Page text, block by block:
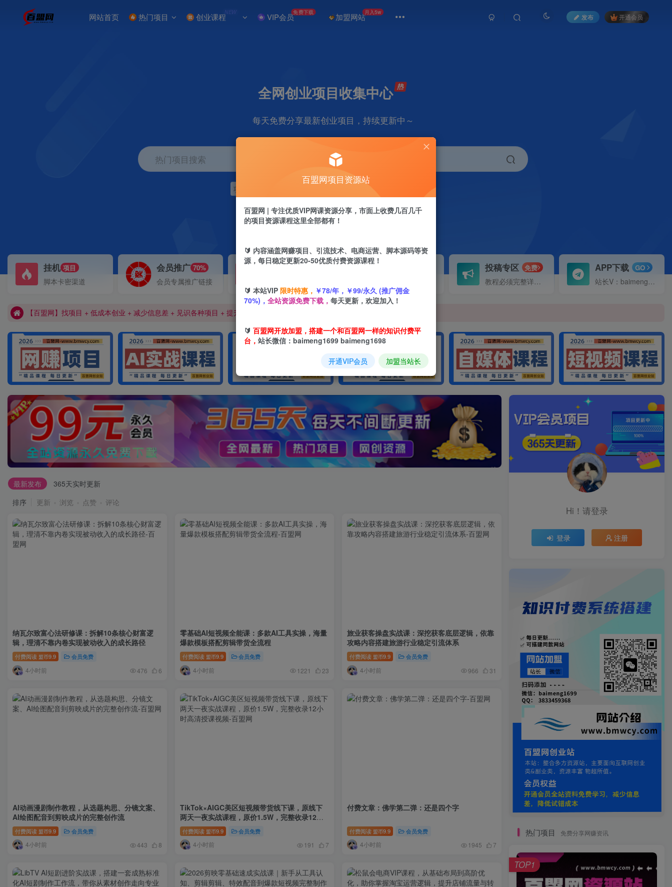
网站首页 热门项目 创业课程NEW VIP会员免费下载 加盟网站月入5w
发布 开通会员
全网创业项目收集中心
每天免费分享最新创业项目，持续更新中～
热门项目搜索
项目 自媒体
挂机 项目
脚本卡密渠道
会员推广 70%
会员专属推广链接
开通VIP 抢先 加盟站长 投稿专区 免费
教程必须完整详细！
APP下载 GO
站长V：baimeng1699
加入百盟网VIP，2025年带你闷声赚大钱，轻松月赚1000，10000，100000+，甚至更多
【百盟网】找项目 + 低成本创业 + 减少信息差 + 见识各种项目 + 提升网创认知。
加入百盟网VIP，2025年带你闷声赚大钱，轻松月赚1000，10000，100000+，甚至更多
【百盟网】找项目 + 低成本创业 + 减少信息差 + 见识各种项目 + 提升网创认知。
最新发布
365天实时更新
排序
更新 浏览 点赞 评论
纳瓦尔致富心法研修课：拆解10条核心财富逻
辑，理清不靠内卷实现被动收入的成长路径
付费阅读 盟币9.9 会员免费
4小时前 476 6
零基础AI短视频全能课：多款AI工具实操，海量
爆款模板搭配剪辑带货全流程
付费阅读 盟币9.9 会员免费
4小时前 1221 23
旅业获客操盘实战课：深挖获客底层逻辑，依靠
攻略内容搭建旅游行业稳定引流体系
付费阅读 盟币9.9 会员免费
4小时前 966 31
AI动画漫剧制作教程，从选题构思、分镜文案、
AI绘图配音到剪映成片的完整创作流
付费阅读 盟币9.9 会员免费
4小时前 443 8
TikTok×AIGC美区短视频带货线下课，原线下
两天一夜实战课程，原价1.5W，完整收录12小
时高清授课视频
付费阅读 盟币9.9 会员免费
4小时前 191 7
付费文章：佛学第二弹：还是四个字
付费阅读 盟币9.9 会员免费
4小时前 1945 7
Hi！请登录
登录 注册
热门项目 免费分享网赚资讯
TOP1
百盟网项目资源站
百盟网 | 专注优质VIP网课资源分享，市面上收费几百几千
的项目资源课程这里全部都有！
🔰 内容涵盖网赚项目、引流技术、电商运营、脚本源码等资
源，每日稳定更新20-50优质付费资源课程！
🔰 本站VIP 限时特惠， ￥78/年，￥99/永久 (推广佣金
70%)， 全站资源免费下载， 每天更新，欢迎加入！
🔰 百盟网开放加盟，搭建一个和百盟网一样的知识付费平
台， 站长微信：baimeng1699 baimeng1698
开通VIP会员 加盟当站长